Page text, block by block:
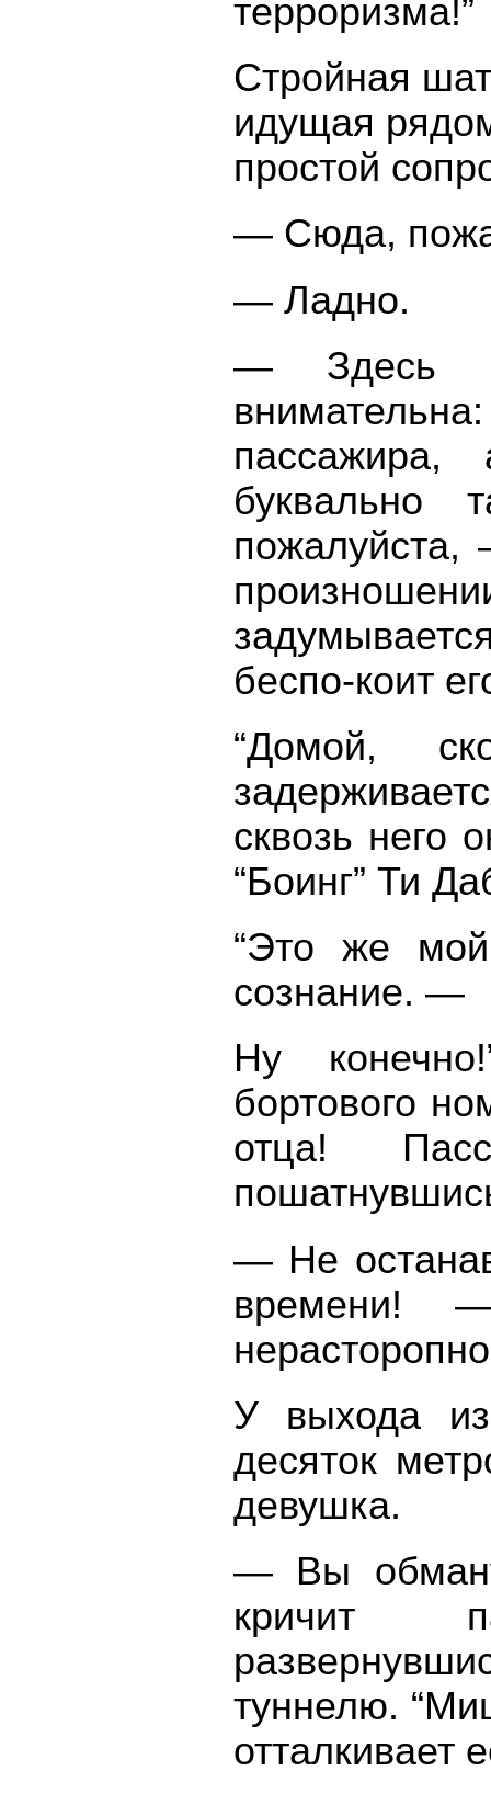
терроризма!”
Стройная
идущая
простой
— Сюда,
— Ладно.
— Здесь
пожалуйста,
беспо-коит
“Домой,
сквозь него
“Боинг” Ти
“Это же
сознание. —
Ну
бортового
отца!
— Не
времени! —
У выхода из
десяток
девушка.
— Вы
кричит
туннелю.
отталкивает